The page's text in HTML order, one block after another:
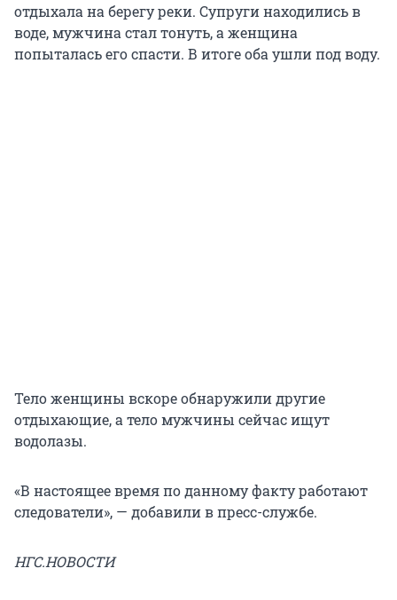
отдыхала на берегу реки. Супруги находились в
воде, мужчина стал тонуть, а женщина
попыталась его спасти. В итоге оба ушли под воду.
Тело женщины вскоре обнаружили другие
отдыхающие, а тело мужчины сейчас ищут
водолазы.
«В настоящее время по данному факту работают
следователи», — добавили в пресс-службе.
НГС.НОВОСТИ